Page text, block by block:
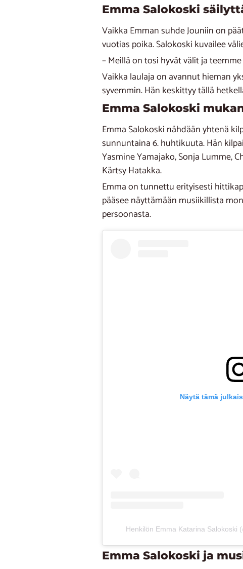
Emma Salokoski
Vaikka Emman suhde Jouniin on
vuotias poika. Salokoski kuvailee
– Meillä on tosi hyvät välit ja
Vaikka laulaja on avannut hieman
syvemmin. Hän keskittyy tällä
Emma Salokoski
Emma Salokoski nähdään yhtenä
sunnuntaina 6. huhtikuuta. Hän
Yasmine Yamajako, Sonja Lumme,
Kärtsy Hatakka.
Emma on tunnettu erityisesti
pääsee näyttämään musiikillista
persoonasta.
Näytä tämä
Henkilön Emma Katarina Salokoski
Emma Salokoski ja